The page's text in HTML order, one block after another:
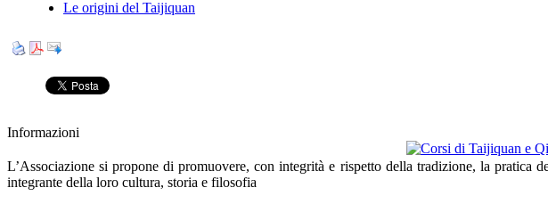
Le origini del Taijiquan
Informazioni
L’Associazione si propone di promuovere, con integrità e rispetto della tradizione, la
integrante della loro cultura, storia e filosofia